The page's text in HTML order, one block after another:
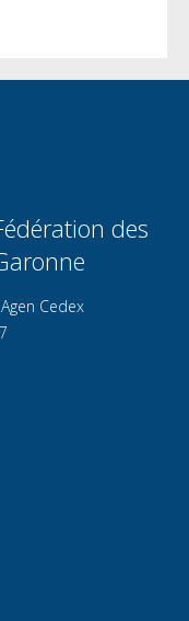
des
e
Cedex